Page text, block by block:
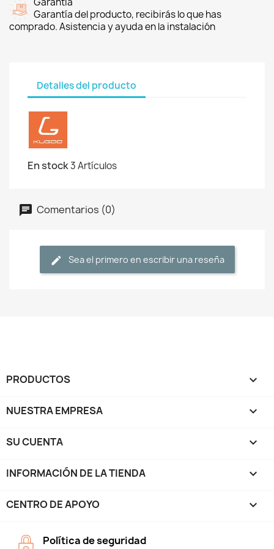
Garantía del producto, recibirás lo que has
comprado. Asistencia y ayuda en la instalación
Detalles del producto
En stock3 Artículos
Comentarios (0)
Sea el primero en escribir una reseña
PRODUCTOS 
NUESTRA EMPRESA 
SU CUENTA 
INFORMACIÓN DE LA TIENDA keyboard_arrow_down
CENTRO DE APOYO 
Política de seguridad